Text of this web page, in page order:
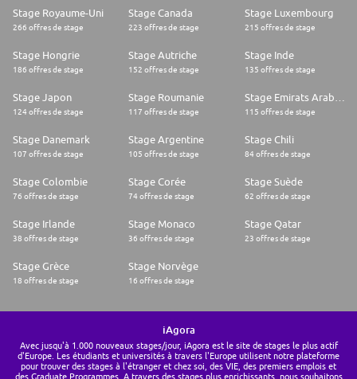
Stage Royaume-Uni
266 offres de stage
Stage Canada
223 offres de stage
Stage Luxembourg
215 offres de stage
Stage Hongrie
186 offres de stage
Stage Autriche
152 offres de stage
Stage Inde
135 offres de stage
Stage Japon
124 offres de stage
Stage Roumanie
117 offres de stage 115 offres de stage
Stage Danemark
107 offres de stage
Stage Argentine
105 offres de stage
Stage Chili
84 offres de stage
Stage Colombie
76 offres de stage
Stage Corée
74 offres de stage
Stage Suède
62 offres de stage
Stage Irlande
38 offres de stage
Stage Monaco
36 offres de stage
Stage Qatar
23 offres de stage
Stage Grèce
18 offres de stage
Stage Norvège
16 offres de stage
iAgora
Avec jusqu'à 1.000 nouveaux stages/jour, iAgora est le site de stages le plus actif
d'Europe. Les étudiants et universités à travers l'Europe utilisent notre plateforme
pour trouver des stages à l'étranger et chez soi, des VIE, des premiers emplois et
des Graduate Programmes. A travers des stages plus enrichissants, nous souhaitons